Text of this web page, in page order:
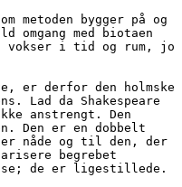
metoden bygger på og
omgang med biotaen
vokser i tid og rum, jo
er derfor den holmske
Lad da Shakespeare
anstrengt. Den
Den er en dobbelt
nåde og til den, der
begrebet
de er ligestillede.